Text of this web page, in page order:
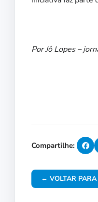
Por Jô Lopes –
Compartilhe:
← VOLTAR